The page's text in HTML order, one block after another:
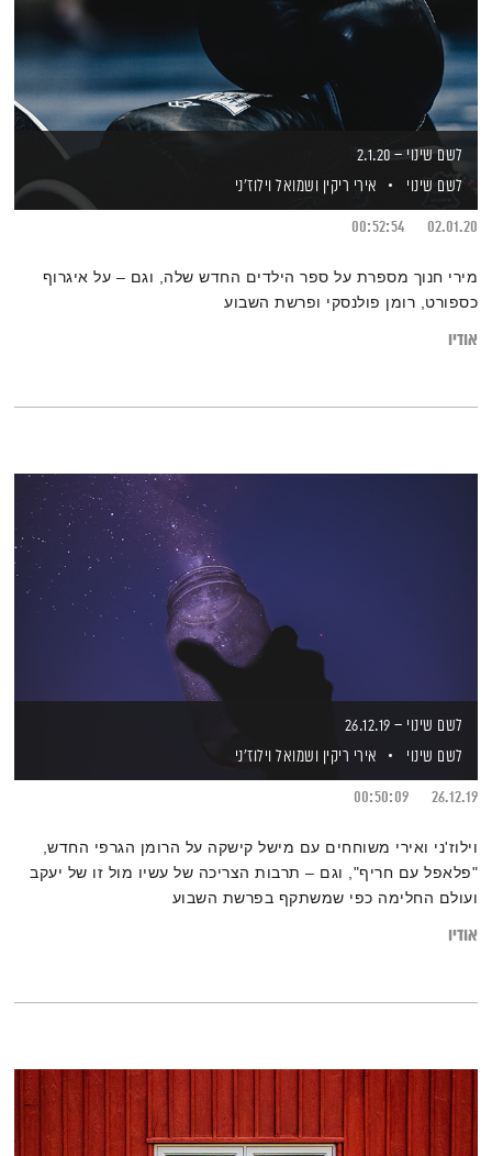
לשם שינוי – 2.1.20
לשם שינוי
אירי ריקין ושמואל וילוז'ני
02.01.20
00:52:54
מירי חנוך מספרת על ספר הילדים החדש שלה, וגם – על איגרוף
כספורט, רומן פולנסקי ופרשת השבוע
אודיו
לשם שינוי – 26.12.19
לשם שינוי
אירי ריקין ושמואל וילוז'ני
26.12.19
00:50:09
וילוז'ני ואירי משוחחים עם מישל קישקה על הרומן הגרפי החדש,
"פלאפל עם חריף", וגם – תרבות הצריכה של עשיו מול זו של יעקב
ועולם החלימה כפי שמשתקף בפרשת השבוע
אודיו